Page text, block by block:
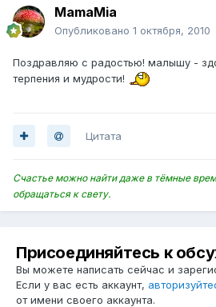
MamaMia
Опубликовано 1 октября, 2010
Поздравляю с радостью! малышу -
терпения и мудрости!
Цитата
Счастье можно найти даже в тёмные
обращаться к свету.
Присоединяйтесь к
Вы можете написать сейчас и
Если у вас есть аккаунт,
от имени своего аккаунта.